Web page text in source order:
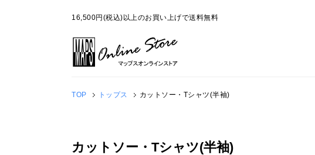
16,500円(税込)以上のお買い上げで送料無料
TOP トップス カットソー・Tシャツ(半袖)
カットソー・Tシャツ(半袖)